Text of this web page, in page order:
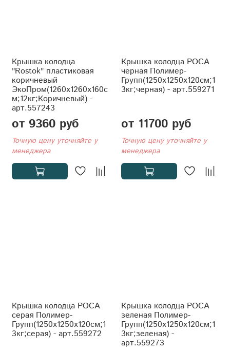
Крышка колодца
"Rostok" пластиковая
коричневый
ЭкоПром(1260x1260x160с
м;12кг;Коричневый) -
арт.557243
от 9360 руб
Точную цену уточняйте у
менеджера
Крышка колодца РОСА
черная Полимер-
Групп(1250x1250x120см;1
3кг;черная) - арт.559271
от 11700 руб
Точную цену уточняйте у
менеджера
Крышка колодца РОСА
серая Полимер-
Групп(1250x1250x120см;1
3кг;серая) - арт.559272
Крышка колодца РОСА
зеленая Полимер-
Групп(1250x1250x120см;1
3кг;зеленая) -
арт.559273